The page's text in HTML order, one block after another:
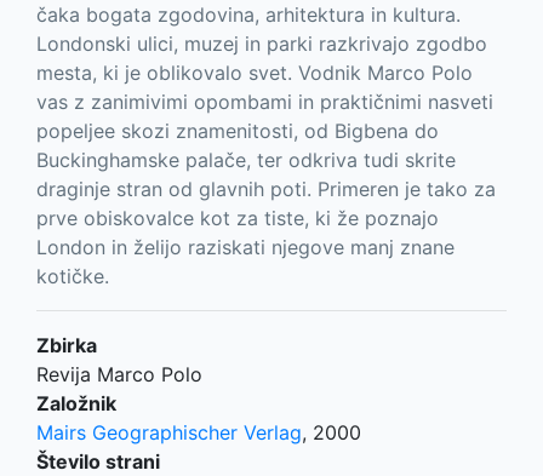
čaka bogata zgodovina, arhitektura in kultura.
Londonski ulici, muzej in parki razkrivajo zgodbo
mesta, ki je oblikovalo svet. Vodnik Marco Polo
vas z zanimivimi opombami in praktičnimi nasveti
popeljee skozi znamenitosti, od Bigbena do
Buckinghamske palače, ter odkriva tudi skrite
draginje stran od glavnih poti. Primeren je tako za
prve obiskovalce kot za tiste, ki že poznajo
London in želijo raziskati njegove manj znane
kotičke.
Zbirka
Revija Marco Polo
Založnik
Mairs Geographischer Verlag, 2000
Število strani